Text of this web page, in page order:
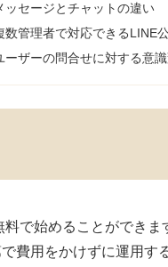
ッセージとチャットの違い
数管理者で対応できるLINE
ーザーの問合せに対する意
で始めることができ
費用をかけずに運用す